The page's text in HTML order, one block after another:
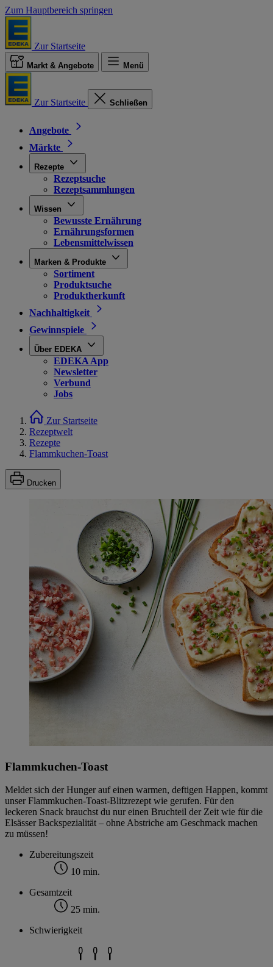
Zum Hauptbereich springen
Zur Startseite
Markt & Angebote Menü
Zur Startseite Schließen
Angebote
Märkte
Rezepte
Rezeptsuche
Rezeptsammlungen
Wissen
Bewusste Ernährung
Ernährungsformen
Lebensmittelwissen
Marken & Produkte
Sortiment
Produktsuche
Produktherkunft
Nachhaltigkeit
Gewinnspiele
Über EDEKA
EDEKA App
Newsletter
Verbund
Jobs
Zur Startseite
Rezeptwelt
Rezepte
Flammkuchen-Toast
Drucken
Flammkuchen-Toast
Meldet sich der Hunger auf einen warmen, deftigen Happen, kommt
unser Flammkuchen-Toast-Blitzrezept wie gerufen. Für den
leckeren Snack brauchst du nur einen Bruchteil der Zeit wie für die
Elsässer Backspezialität – ohne Abstriche am Geschmack machen
zu müssen!
Zubereitungszeit
10 min.
Gesamtzeit
25 min.
Schwierigkeit